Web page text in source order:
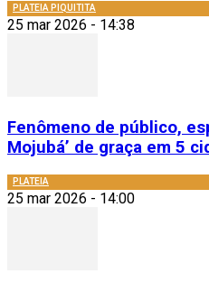
PLATEIA PIQUITITA
25 mar 2026 - 14:38
Fenômeno de público,
Mojubá’ de graça em 5
PLATEIA
25 mar 2026 - 14:00